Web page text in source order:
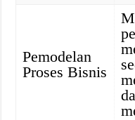
Pemodelan
Proses Bisnis